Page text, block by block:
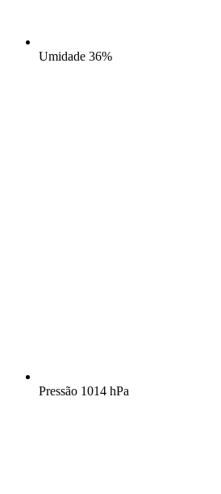
Umidade 36%
Pressão 1014 hPa